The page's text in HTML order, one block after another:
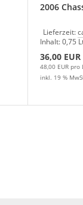
2006
Lieferzeit:
Inhalt: 0,75
36,00 EUR
48,00 EUR pro
inkl. 19 %